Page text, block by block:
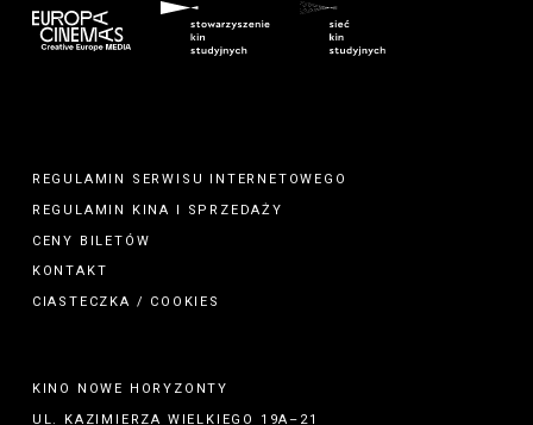
REGULAMIN SERWISU INTERNETOWEGO
REGULAMIN
KINA
SPRZEDAŻY
CENY BILETÓW
KONTAKT
CIASTECZKA / COOKIES
KINO NOWE HORYZONTY
UL. KAZIMIERZA WIELKIEGO 19A–21